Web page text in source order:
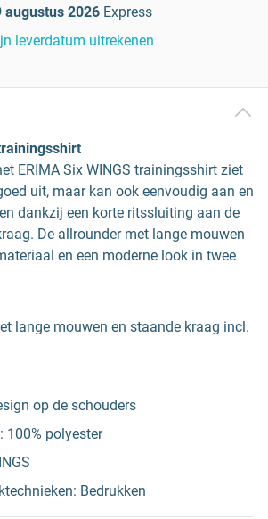
augustus 2026 Express
leverdatum uitrekenen
ERIMA Six WINGS trainingsshirt ziet
uit, maar kan ook eenvoudig aan en
dankzij een korte ritssluiting aan de
De allrounder met lange mouwen
en een moderne look in twee
lange mouwen en staande kraag incl.
op de schouders
100% polyester
Bedrukken